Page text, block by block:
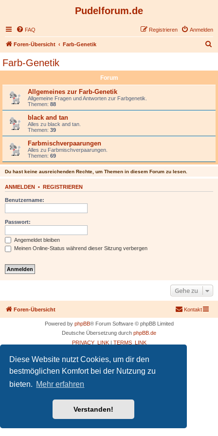
Diese Website nutzt Cookies, um dir den
bestmöglichen Komfort bei der Nutzung zu
bieten. Mehr erfahren
Verstanden!
Pudelforum.de
FAQ Anmelden
Registrieren
Foren-Übersicht Farb-Genetik
Farb-Genetik
Forum
Allgemeines zur Farb-Genetik
Allgemeine Fragen und Antworten zur Farbgenetik.
Themen: 88
black and tan
Alles zu black and tan.
Themen: 39
Farbmischverpaarungen
Alles zu Farbmischverpaarungen.
Themen: 69
Du hast keine ausreichenden Rechte, um Themen in diesem Forum zu lesen.
ANMELDEN • REGISTRIEREN
Benutzername:
Passwort:
Angemeldet bleiben
Meinen Online-Status während dieser Sitzung verbergen
Gehe zu
Foren-Übersicht Kontakt
Powered by phpBB® Forum Software © phpBB Limited
Deutsche Übersetzung durch phpBB.de
PRIVACY_LINK| TERMS_LINK